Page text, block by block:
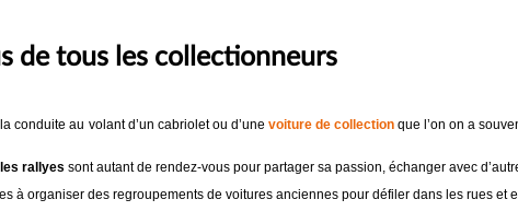
de tous les collectionneurs
conduite au volant d’un cabriolet ou d’une voiture de collection que l’on on a
rallyes sont autant de rendez-vous pour partager sa passion, échanger avec
à organiser des regroupements de voitures anciennes pour défiler dans les rues et